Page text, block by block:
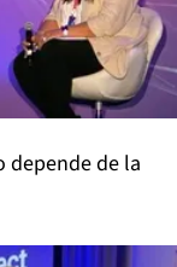
depende de la